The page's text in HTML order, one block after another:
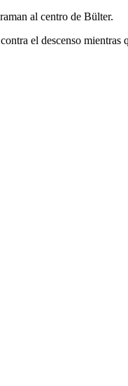
al centro de Bülter.
el descenso